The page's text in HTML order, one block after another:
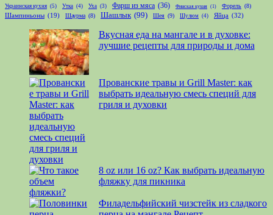
Украинская кухня (5) Утка (4) Уха (3) Фарш из мяса (36) Финская кухня (1) Форель (8)
Шампиньоны (19) Шаурма (8) Шашлык (99) Шея (9) Шулюм (4) Яйца (32)
Вкусная еда на мангале и в духовке:
лучшие рецепты для природы и дома
Прованские травы и Grill Master: как
выбрать идеальную смесь специй для
гриля и духовки
8 oz или 16 oz? Как выбрать идеальную
фляжку для пикника
Филадельфийский чизстейк из сладкого